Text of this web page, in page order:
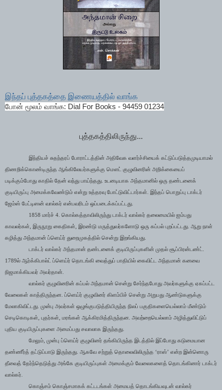
இந்தப் புத்தகத்தை இணையத்தில் வாங்க
போன் மூலம் வாங்க: Dial For Books - 94459 01234
புத்தகத்திலிருந்து...
இந்தியச் சுதந்தரப் போராட்டத்தின் அதிவேக வளர்ச்சியைக் கட்டுப்படுத்தமுடியாமல்
திணறிக்கொண்டிருந்த ஆங்கிலேயர்களுக்கு மௌட் குழுவினரின் அறிக்கையைப்
படிக்கும்போது காதில் தேன் வந்து பாய்ந்தது. உடனடியாக அந்தமானில் ஒரு தண்டனைக்
குடியிருப்பு அமைக்கவேண்டும் என்று உத்தரவு போட்டுவிட்டார்கள். இந்தப் பொறுப்பு டாக்டர்
ஜேம்ஸ் பேட்டிஸன் வால்கர் என்பவரிடம் ஒப்படைக்கப்பட்டது.
1858 மார்ச் 4. கொல்கத்தாவிலிருந்து டாக்டர் வால்கர் தலைமையில் ஐம்பது
காவலர்கள், இருநூறு கைதிகள், இரண்டு மருத்துவர்களோடு ஒரு கப்பல் புறப்பட்டது. ஆறு நாள்
கழித்து அந்தமான் ப்ளெய்ர் துறைமுகத்தில் சென்று இறங்கியது.
டாக்டர் வால்கர் அந்தமான் தண்டனைக் குடியிருப்புகளின் முதல் சூப்பிரன்டண்ட்.
1789ல் ஆர்க்கிபால்ட் ப்ளெய்ர் தொடங்கி வைத்துப் பாதியில் கைவிட்ட அந்தமான் கனவை
நிஜமாக்கியவர் அவர்தான்.
வால்கர் குழுவினரின் கப்பல் அந்தமான் சென்று சேர்ந்தபோது அவர்களுக்கு ஏகப்பட்ட
வேலைகள் காத்திருந்தன. ப்ளெய்ர் குழுவினர் கிளம்பிச் சென்று அறுபது ஆண்டுகளுக்கு
மேலாகிவிட்டது. முன்பு அவர்கள் ஒழுங்குபடுத்தியிருந்த நிலப் பகுதிகளையெல்லாம் மீண்டும்
செடிகொடிகள், புதர்கள், மரங்கள் ஆக்கிரமித்திருந்தன. அவற்றையெல்லாம் அழித்துவிட்டுப்
புதிய குடியிருப்புகளை அமைப்பது சவாலாக இருந்தது.
மேலும், முன்பு ப்ளெய்ர் குழுவினர் தங்கியிருந்த இடத்தில் இப்போது கடுமையான
தண்ணீர்த் தட்டுப்பாடு இருந்தது. ஆகவே சற்றுத் தொலைவிலிருந்த ‘ராஸ்’ என்ற இன்னொரு
தீவைத் தேர்ந்தெடுத்து அங்கே குடியிருப்புகள் அமைக்கும் வேலைகளைத் தொடங்கினார் டாக்டர்
வால்கர்.
கொஞ்சம் கொஞ்சமாகக் கட்டடங்கள் அமையத் தொடங்கியவுடன் வால்கர்